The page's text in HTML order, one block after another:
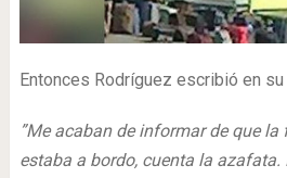
Entonces Rodríguez escribió en
”Me acaban de informar de que
estaba a bordo, cuenta la azafata.